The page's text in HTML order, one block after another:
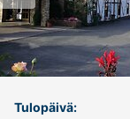
Tulopäivä: